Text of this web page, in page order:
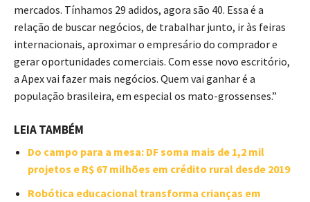
mercados. Tínhamos 29 adidos, agora são 40. Essa é a
relação de buscar negócios, de trabalhar junto, ir às feiras
internacionais, aproximar o empresário do comprador e
gerar oportunidades comerciais. Com esse novo escritório,
a Apex vai fazer mais negócios. Quem vai ganhar é a
população brasileira, em especial os mato-grossenses.”
LEIA TAMBÉM
Do campo para a mesa: DF soma mais de 1,2 mil
projetos e R$ 67 milhões em crédito rural desde 2019
Robótica educacional transforma crianças em